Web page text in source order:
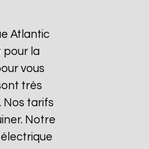
Atlantic
pour la
vous
très
Nos tarifs
Notre